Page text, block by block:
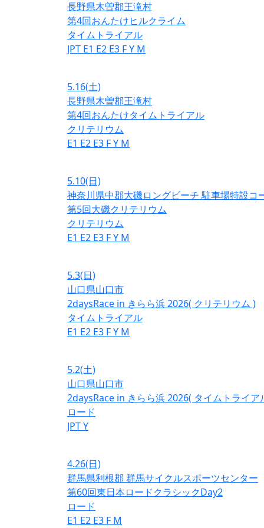
長野県木曽郡王滝村
第4回おんたけヒルクライム
タイムトライアル
JPT E1 E2 E3 FY M
5.16(土)
長野県木曽郡王滝村
第4回おんたけタイムトライアル
クリテリウム
E1 E2 E3 FY M
5.10(日)
神奈川県中郡大磯ロングビーチ 駐車場特設コ
第5回大磯クリテリウム
クリテリウム
E1 E2 E3 FY M
5.3(日)
山口県山口市
2daysRace in きらら浜 2026( クリテリウム )
タイムトライアル
E1 E2 E3 FY M
5.2(土)
山口県山口市
2daysRace in きらら浜 2026( タイムトライア
ロード
JPTY
4.26(日)
群馬県利根郡 群馬サイクルスポーツセンター
第60回東日本ロードクラシックDay2
ロード
E1 E2 E3 F M